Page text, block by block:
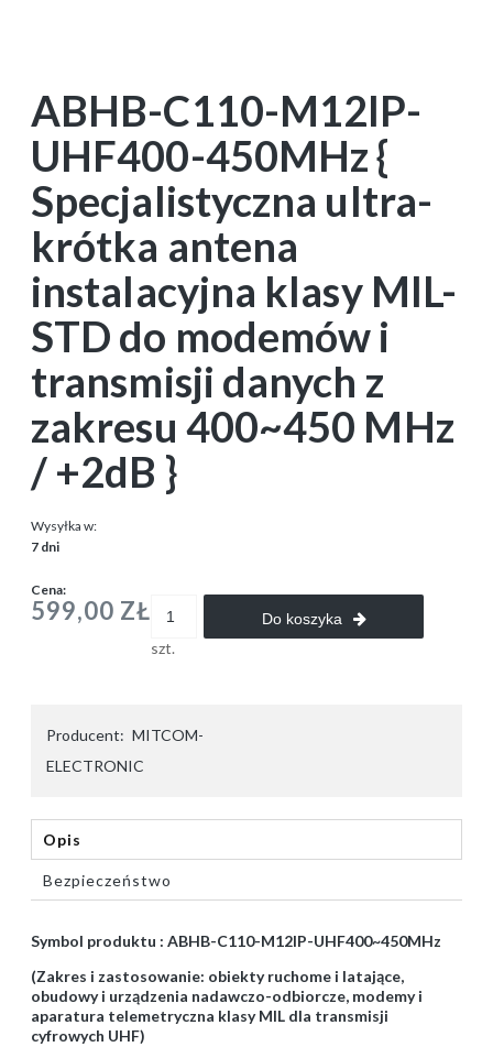
ABHB-C110-M12IP-
UHF400-450MHz {
Specjalistyczna ultra-
krótka antena
instalacyjna klasy MIL-
STD do modemów i
transmisji danych z
zakresu 400~450 MHz
/ +2dB }
Wysyłka w:
7 dni
Cena:
599,00 ZŁ
szt.
Do koszyka
Producent: MITCOM-
ELECTRONIC
Opis
Bezpieczeństwo
Symbol produktu : ABHB-C110-M12IP-UHF400~450MHz
(Zakres i zastosowanie: obiekty ruchome i latające,
obudowy i urządzenia nadawczo-odbiorcze, modemy i
aparatura telemetryczna klasy MIL dla transmisji
cyfrowych UHF)